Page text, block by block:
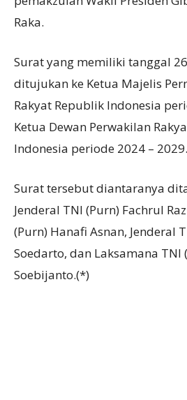
Raka.
Surat yang memiliki tanggal
ditujukan ke Ketua Majelis
Rakyat Republik Indonesia
Ketua Dewan Perwakilan
Indonesia periode 2024 – 2029.
Surat tersebut diantaranya
Jenderal TNI (Purn) Fachrul
(Purn) Hanafi Asnan, Jenderal
Soedarto, dan Laksamana TNI
Soebijanto.(*)